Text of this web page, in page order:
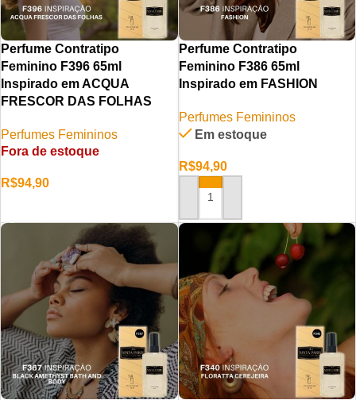
Perfume Contratipo
Feminino F396 65ml
Inspirado em ACQUA
FRESCOR DAS FOLHAS
Perfumes Femininos
Fora de estoque
R$94,90
Perfume Contratipo
Feminino F386 65ml
Inspirado em FASHION
Perfumes Femininos
Em estoque
R$94,90
ADICIONAR AO CARRINHO